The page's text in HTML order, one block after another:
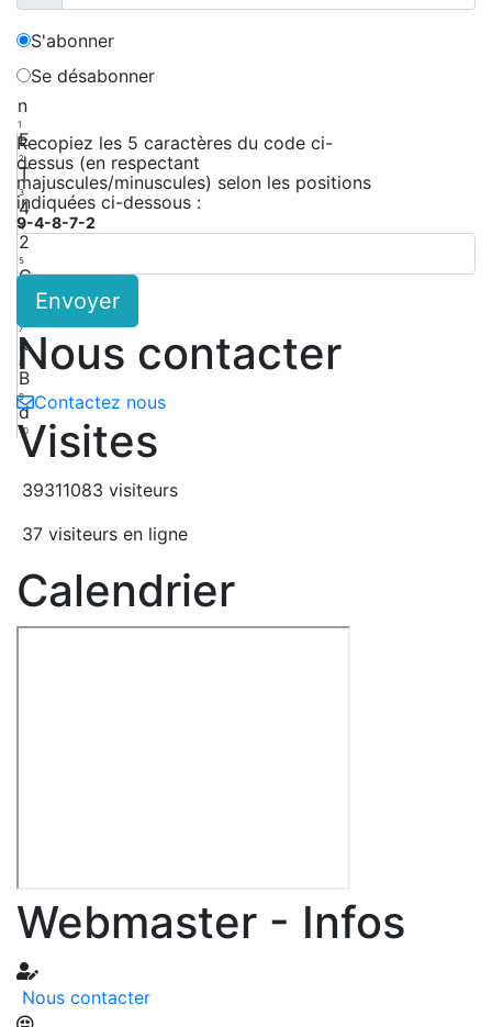
S'abonner
Se désabonner
n
1
E
2
T
3
4
4
2
5
G
7
k
8
B
9
d
10
Recopiez les 5 caractères du code ci-
dessus (en respectant
majuscules/minuscules) selon les positions
indiquées ci-dessous :
9-4-8-7-2
Envoyer
Nous contacter
Contactez nous
Visites
39311083 visiteurs
37 visiteurs en ligne
Calendrier
Webmaster - Infos
Nous contacter